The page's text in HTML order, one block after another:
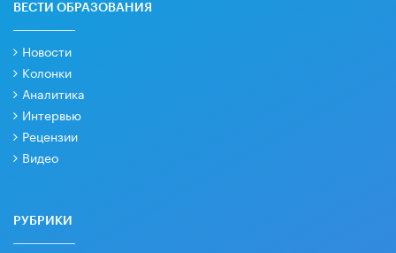
ВЕСТИ ОБРАЗОВАНИЯ
Новости
Колонки
Аналитика
Интервью
Рецензии
Видео
РУБРИКИ